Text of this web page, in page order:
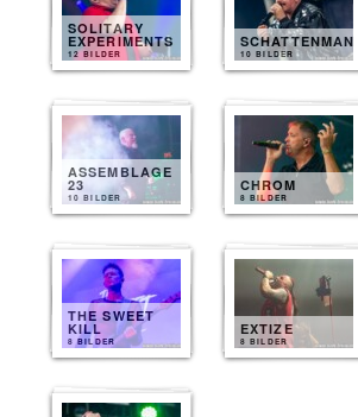
SOLITARY
EXPERIMENTS
12 BILDER
SCHATTENMANN
10 BILDER
ASSEMBLAGE
23
10 BILDER
CHROM
8 BILDER
THE SWEET
KILL
8 BILDER
EXTIZE
8 BILDER